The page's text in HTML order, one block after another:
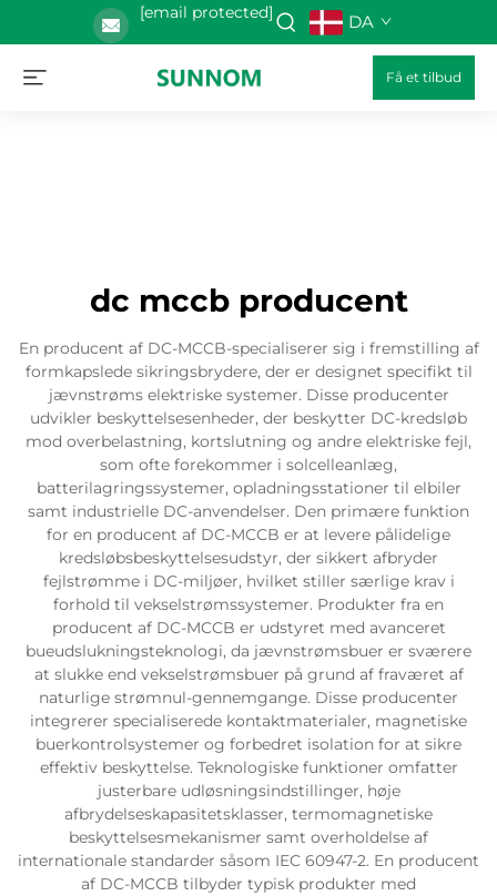
[email protected] DA
Få et tilbud
dc mccb producent
En producent af DC-MCCB-specialiserer sig i fremstilling af
formkapslede sikringsbrydere, der er designet specifikt til
jævnstrøms elektriske systemer. Disse producenter
udvikler beskyttelsesenheder, der beskytter DC-kredsløb
mod overbelastning, kortslutning og andre elektriske fejl,
som ofte forekommer i solcelleanlæg,
batterilagringssystemer, opladningsstationer til elbiler
samt industrielle DC-anvendelser. Den primære funktion
for en producent af DC-MCCB er at levere pålidelige
kredsløbsbeskyttelsesudstyr, der sikkert afbryder
fejlstrømme i DC-miljøer, hvilket stiller særlige krav i
forhold til vekselstrømssystemer. Produkter fra en
producent af DC-MCCB er udstyret med avanceret
bueudslukningsteknologi, da jævnstrømsbuer er sværere
at slukke end vekselstrømsbuer på grund af fraværet af
naturlige strømnul-gennemgange. Disse producenter
integrerer specialiserede kontaktmaterialer, magnetiske
buerkontrolsystemer og forbedret isolation for at sikre
effektiv beskyttelse. Teknologiske funktioner omfatter
justerbare udløsningsindstillinger, høje
afbrydelseskapasitetsklasser, termomagnetiske
beskyttelsesmekanismer samt overholdelse af
internationale standarder såsom IEC 60947-2. En producent
af DC-MCCB tilbyder typisk produkter med